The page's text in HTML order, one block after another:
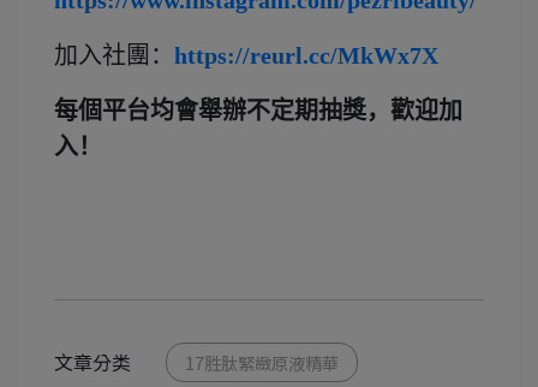
加入社團： https://reurl.cc/MkWx7X
每個平台均會舉辦不定期抽獎，歡迎加
入！
文章分类 17胜肽緊緻原液精華